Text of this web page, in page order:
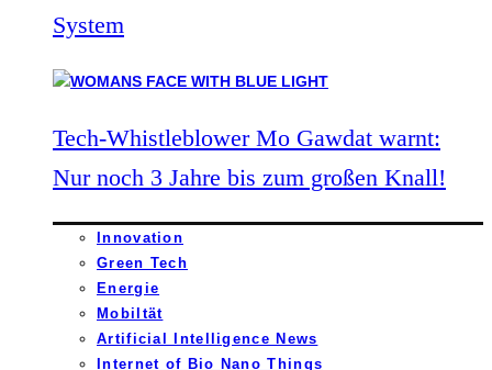
System
Tech-Whistleblower Mo Gawdat warnt:
Nur noch 3 Jahre bis zum großen Knall!
Innovation
Green Tech
Energie
Mobiltät
Artificial Intelligence News
Internet of Bio Nano Things